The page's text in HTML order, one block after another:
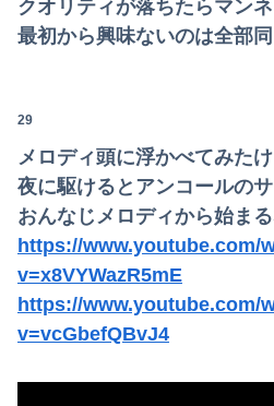
クオリティが落ちたらマンネ
最初から興味ないのは全部
29
メロディ頭に浮かべてみた
夜に駆けるとアンコールの
おんなじメロディから始まる
https://www.youtube.com/
v=x8VYWazR5mE
https://www.youtube.com/
v=vcGbefQBvJ4